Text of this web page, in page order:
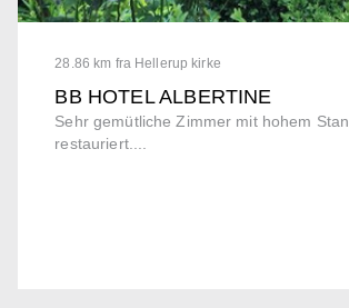
28.86 km fra Hellerup kirke
BB HOTEL ALBERTINE
Sehr gemütliche Zimmer mit hohem
restauriert....